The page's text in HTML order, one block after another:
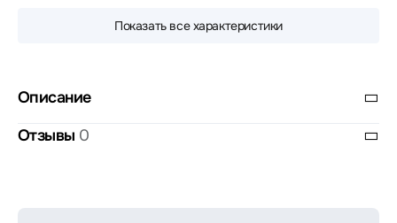
Показать все характеристики
Описание
Отзывы 0